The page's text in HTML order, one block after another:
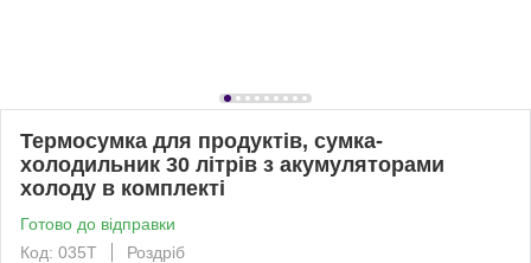
Термосумка для продуктів, сумка-
холодильник 30 літрів з акумуляторами
холоду в комплекті
Готово до відправки
Код: 035Т
Роздріб